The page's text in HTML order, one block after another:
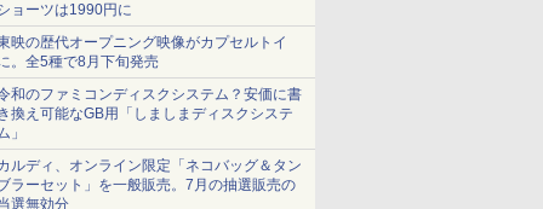
ョーツは1990円に
映の歴代オープニング映像がカプセルトイ
。全5種で8月下旬発売
和のファミコンディスクシステム？安価に書
換え可能なGB用「しましまディスクシステ
」
ルディ、オンライン限定「ネコバッグ＆タン
ラーセット」を一般販売。7月の抽選販売の
選無効分